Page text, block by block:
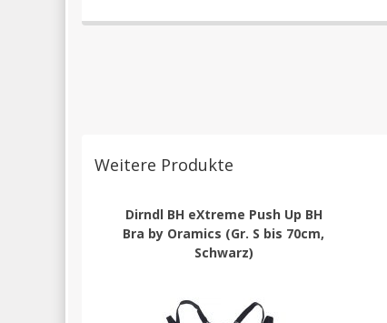
Weitere Produkte
Dirndl BH eXtreme Push Up BH
Bra by Oramics (Gr. S bis 70cm,
Schwarz)